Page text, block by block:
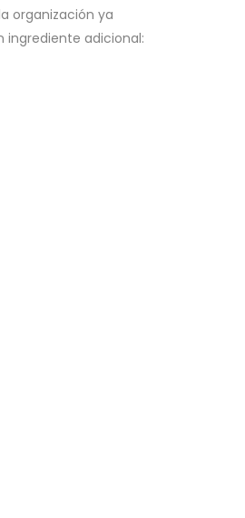
organización ya
ingrediente adicional: